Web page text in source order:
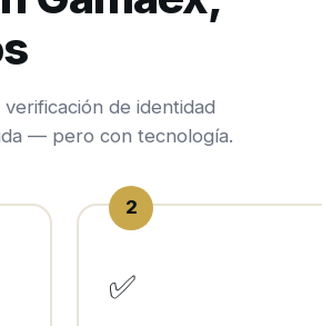
de identidad
— pero con tecnología.
2
✅